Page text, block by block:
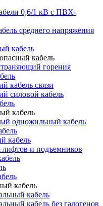
0,6/1 кВ с ПВХ-
среднего напряжения
кабель
кабель
горения
кабель связи
силовой кабель
кабель
одножильный кабель
кабель
лифтов и подъемников
кабель
кабель
кабель без галогенов